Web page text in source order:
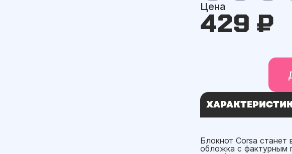
Цена
429 ₽
Блокнот Corsa
обложка с фактурным